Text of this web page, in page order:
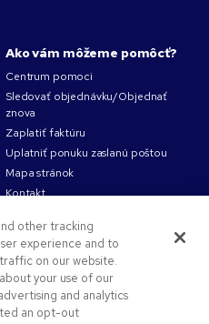
Ako vám môžeme pomôcť?
Centrum pomoci
Sledovať objednávku/Objednať
znova
Zaplatiť faktúru
Uplatniť ponuku zaslanú poštou
Mapa stránok
Kontakt
other tracking
experience and to
on our website.
your use of our
and analytics
an opt-out